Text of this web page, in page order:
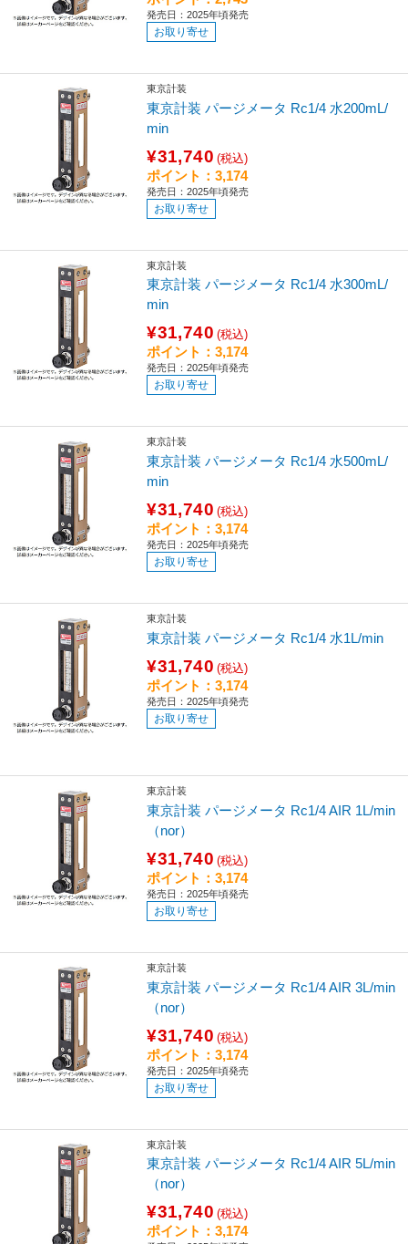
発売日：2025年頃発売
お取り寄せ
東京計装
東京計装 パージメータ Rc1/4 水200mL/
min
¥31,740 (税込)
ポイント：3,174
発売日：2025年頃発売
お取り寄せ
東京計装
東京計装 パージメータ Rc1/4 水300mL/
min
¥31,740 (税込)
ポイント：3,174
発売日：2025年頃発売
お取り寄せ
東京計装
東京計装 パージメータ Rc1/4 水500mL/
min
¥31,740 (税込)
ポイント：3,174
発売日：2025年頃発売
お取り寄せ
東京計装
東京計装 パージメータ Rc1/4 水1L/min
¥31,740 (税込)
ポイント：3,174
発売日：2025年頃発売
お取り寄せ
東京計装
東京計装 パージメータ Rc1/4 AIR 1L/min
（nor）
¥31,740 (税込)
ポイント：3,174
発売日：2025年頃発売
お取り寄せ
東京計装
東京計装 パージメータ Rc1/4 AIR 3L/min
（nor）
¥31,740 (税込)
ポイント：3,174
発売日：2025年頃発売
お取り寄せ
東京計装
東京計装 パージメータ Rc1/4 AIR 5L/min
（nor）
¥31,740 (税込)
ポイント：3,174